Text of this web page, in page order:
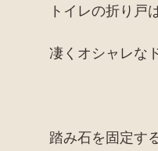
トイレの折り戸
凄くオシャレな
踏み石を固定する